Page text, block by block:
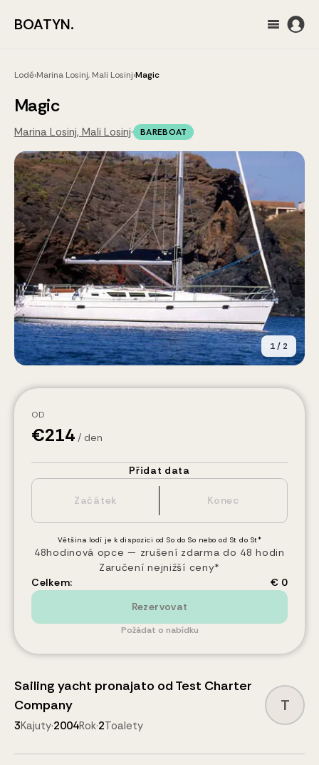
BOATYN.
Lodě›Marina Losinj, Mali Losinj›Magic
Magic
Marina Losinj, Mali Losinj· BAREBOAT
1/ 2
OD
€214 / den
Přidat data
Většina lodí je k dispozici od So do So nebo od St do St*
48hodinová opce — zrušení zdarma do 48 hodin
Zaručení nejnižší ceny*
Celkem:
€ 0
Rezervovat
Požádat o nabídku
Sailing yacht pronajato od Test Charter
Company
3Kajuty·2004Rok·2Toalety
T